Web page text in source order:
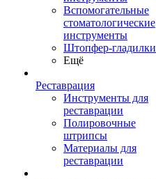
Вспомогательные
стоматологические
инструменты
Штопфер-гладилки
Ещё
Реставрация
Инструменты для
реставрации
Полировочные
штрипсы
Материалы для
реставрации